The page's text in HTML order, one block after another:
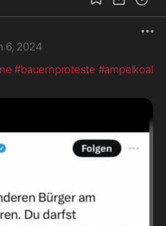
6, 2024
#bauernproteste #ampelkoal